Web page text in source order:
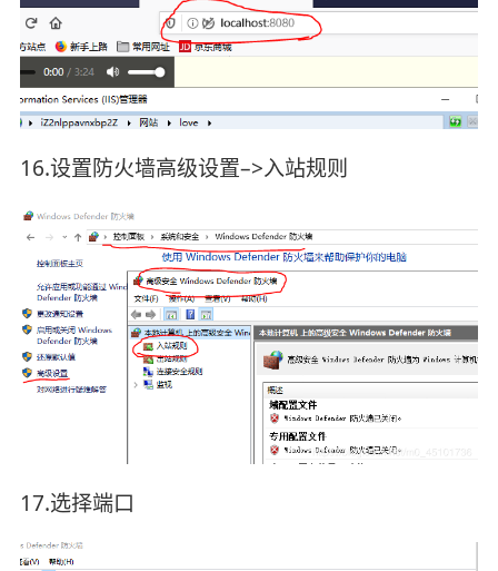
16.设置防火墙高级设置–>入站规则
17.选择端口